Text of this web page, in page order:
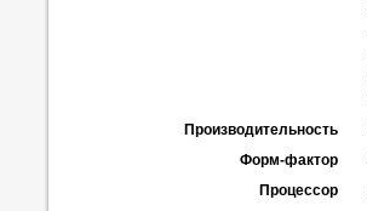
Производительность
Форм-фактор
Процессор